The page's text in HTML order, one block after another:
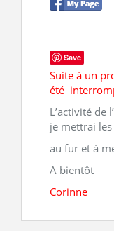
Save
Suite à un
été
L’activité de
je mettrai
au fur et à
A bientôt
Corinne